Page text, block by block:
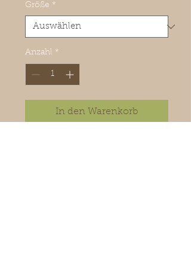
Größe *
Anzahl *
In den Warenkorb